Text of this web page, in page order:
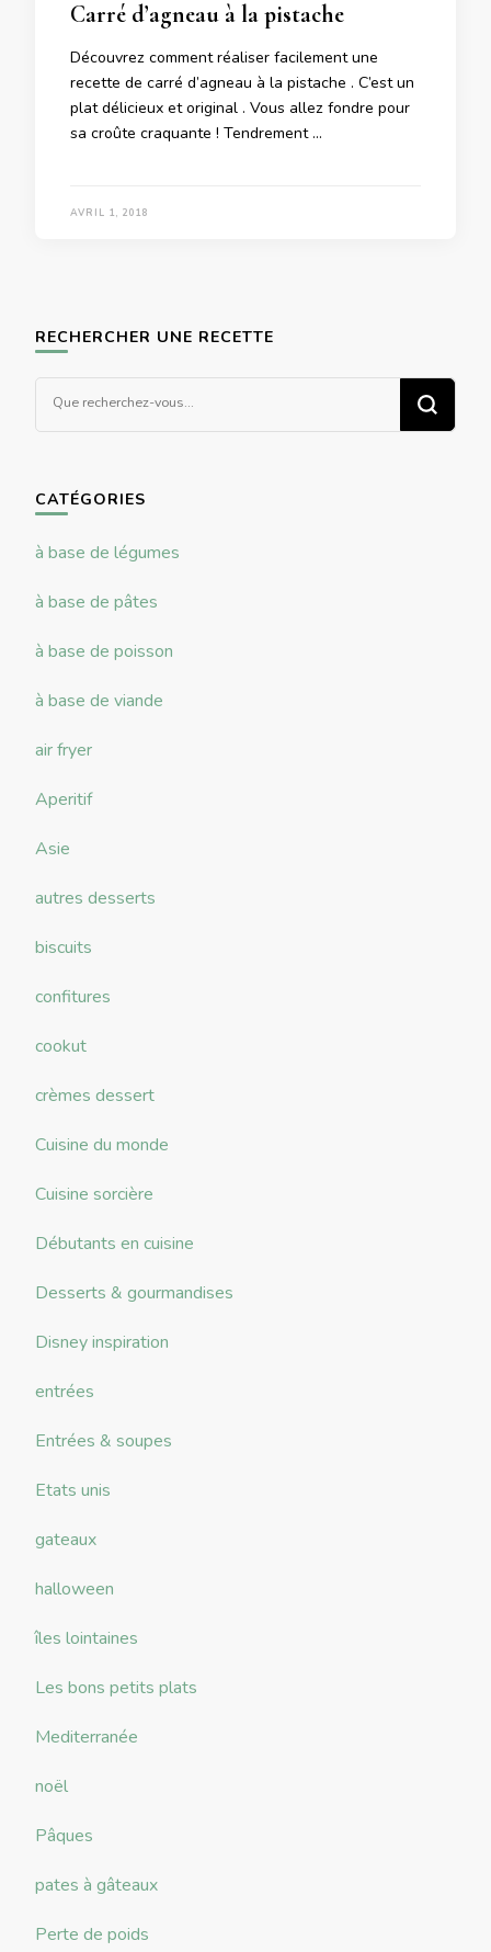
Carré d’agneau à la pistache
Découvrez comment réaliser facilement une
recette de carré d’agneau à la pistache . C’est un
plat délicieux et original . Vous allez fondre pour
sa croûte craquante ! Tendrement …
AVRIL 1, 2018
RECHERCHER UNE RECETTE
CATÉGORIES
à base de légumes
à base de pâtes
à base de poisson
à base de viande
air fryer
Aperitif
Asie
autres desserts
biscuits
confitures
cookut
crèmes dessert
Cuisine du monde
Cuisine sorcière
Débutants en cuisine
Desserts & gourmandises
Disney inspiration
entrées
Entrées & soupes
Etats unis
gateaux
halloween
îles lointaines
Les bons petits plats
Mediterranée
noël
Pâques
pates à gâteaux
Perte de poids